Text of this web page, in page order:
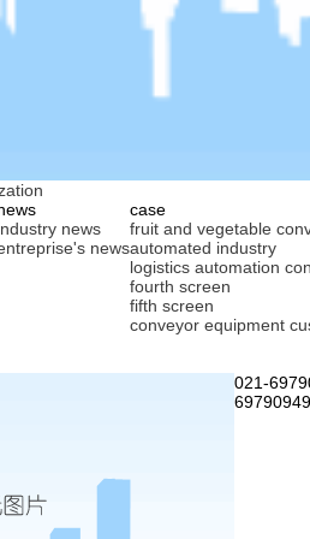
news
news
case
fruit and vegetable
automated industry
logistics automation
fourth screen
fifth screen
conveyor equipment
021-